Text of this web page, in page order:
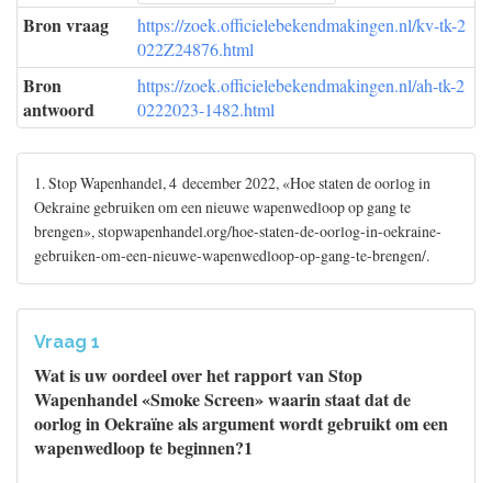
Bron vraag
https://zoek.officielebekendmakingen.nl/kv-tk-2
022Z24876.html
Bron
antwoord
https://zoek.officielebekendmakingen.nl/ah-tk-2
0222023-1482.html
1. Stop Wapenhandel, 4 december 2022, «Hoe staten de oorlog in
Oekraine gebruiken om een nieuwe wapenwedloop op gang te
brengen», stopwapenhandel.org/hoe-staten-de-oorlog-in-oekraine-
gebruiken-om-een-nieuwe-wapenwedloop-op-gang-te-brengen/.
Vraag 1
Wat is uw oordeel over het rapport van Stop
Wapenhandel «Smoke Screen» waarin staat dat de
oorlog in Oekraïne als argument wordt gebruikt om een
wapenwedloop te beginnen?1